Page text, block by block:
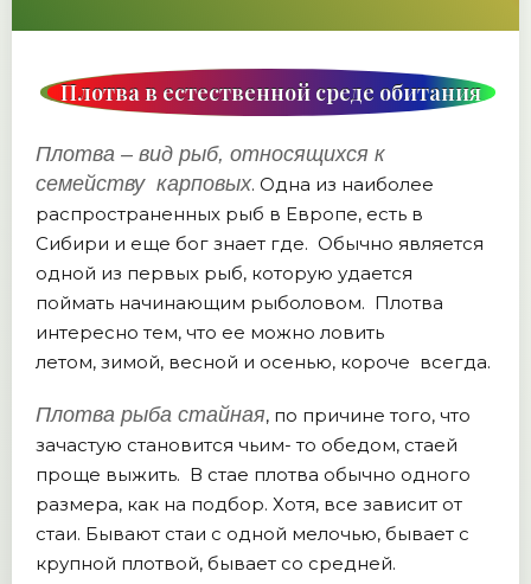
Плотва в естественной среде обитания
Плотва – вид рыб, относящихся к
семейству карповых. Одна из наиболее
распространенных рыб в Европе, есть в
Сибири и еще бог знает где. Обычно является
одной из первых рыб, которую удается
поймать начинающим рыболовом. Плотва
интересно тем, что ее можно ловить
летом, зимой, весной и осенью, короче всегда.
Плотва рыба стайная, по причине того, что
зачастую становится чьим- то обедом, стаей
проще выжить. В стае плотва обычно одного
размера, как на подбор. Хотя, все зависит от
стаи. Бывают стаи с одной мелочью, бывает с
крупной плотвой, бывает со средней.